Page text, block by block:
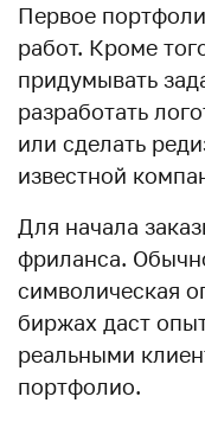
Первое
работ. Кроме
придумывать
разработать
или сделать
известной
Для начала
фриланса.
символическая
биржах даст
реальными
портфолио.